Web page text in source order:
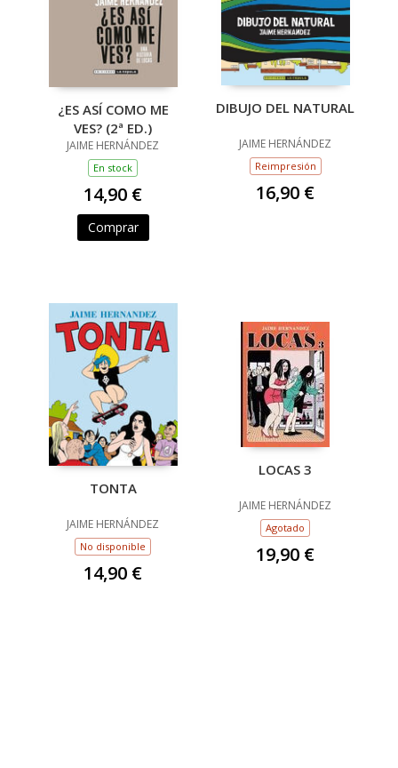
¿ES ASÍ COMO ME
VES? (2ª ED.)
JAIME HERNÁNDEZ
En stock
14,90 €
Comprar
DIBUJO DEL NATURAL
JAIME HERNÁNDEZ
Reimpresión
16,90 €
TONTA
JAIME HERNÁNDEZ
No disponible
14,90 €
LOCAS 3
JAIME HERNÁNDEZ
Agotado
19,90 €